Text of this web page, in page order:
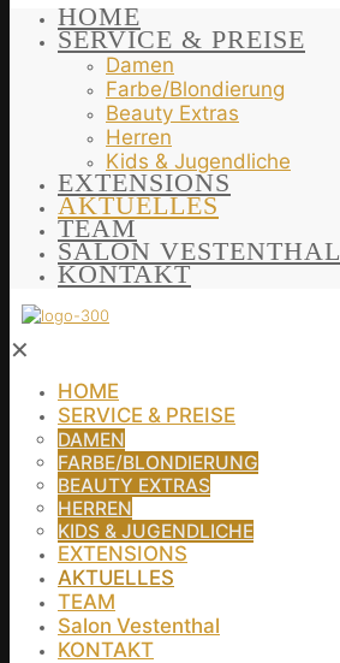
HOME
SERVICE & PREISE
Damen
Farbe/Blondierung
Beauty Extras
Herren
Kids & Jugendliche
EXTENSIONS
AKTUELLES
TEAM
SALON VESTENTHAL
KONTAKT
✕
HOME
SERVICE & PREISE
DAMEN
FARBE/BLONDIERUNG
BEAUTY EXTRAS
HERREN
KIDS & JUGENDLICHE
EXTENSIONS
AKTUELLES
TEAM
Salon Vestenthal
KONTAKT